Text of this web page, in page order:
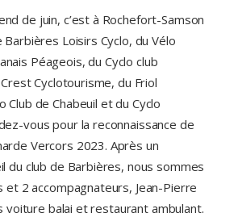
de juin, c’est à Rochefort-Samson
Loisirs Cyclo, du Vélo
Péageois, du Cyclo club
Crest Cyclotourisme, du Friol
Club de Chabeuil et du Cyclo
vous pour la reconnaissance de
Vercors 2023. Après un
du club de Barbières, nous sommes
et 2 accompagnateurs, Jean-Pierre
voiture balai et restaurant ambulant.